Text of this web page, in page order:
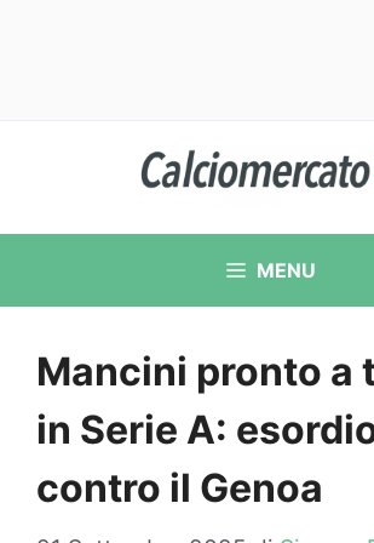
contenuto
MENU
Mancini pronto a
in Serie A:
contro il Genoa